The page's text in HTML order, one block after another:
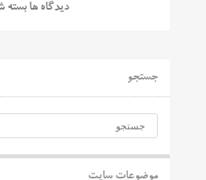
دیدگاه ها بسته
جستجو
موضوعات سایت